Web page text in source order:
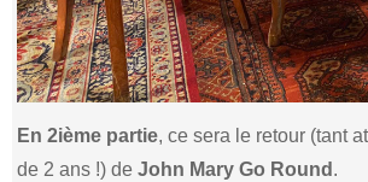
En 2ième partie, ce sera le retour (tant
de 2 ans !) deJohn Mary Go Round .